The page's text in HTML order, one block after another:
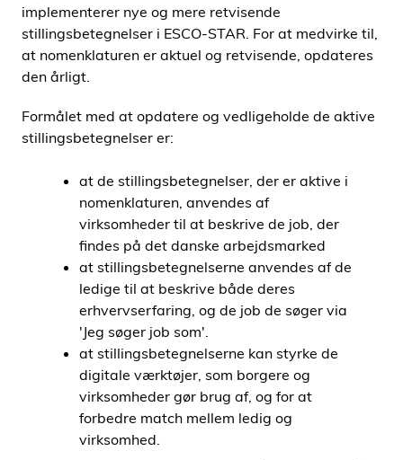
implementerer nye og mere retvisende
stillingsbetegnelser i ESCO-STAR. For at medvirke til,
at nomenklaturen er aktuel og retvisende, opdateres
den årligt.
Formålet med at opdatere og vedligeholde de aktive
stillingsbetegnelser er:
at de stillingsbetegnelser, der er aktive i
nomenklaturen, anvendes af
virksomheder til at beskrive de job, der
findes på det danske arbejdsmarked
at stillingsbetegnelserne anvendes af de
ledige til at beskrive både deres
erhvervserfaring, og de job de søger via
'Jeg søger job som'.
at stillingsbetegnelserne kan styrke de
digitale værktøjer, som borgere og
virksomheder gør brug af, og for at
forbedre match mellem ledig og
virksomhed.